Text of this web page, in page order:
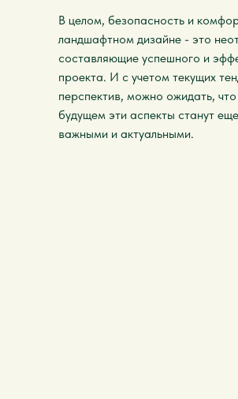
В целом, безопасность и
ландшафтном дизайне - это
составляющие успешного и
проекта. И с учетом текущих
перспектив, можно ожидать,
будущем эти аспекты станут
важными и актуальными.